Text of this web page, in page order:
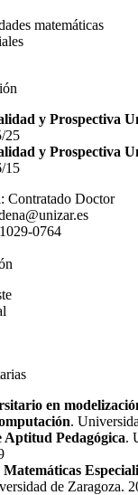
matemáticas
y Prospectiva
25
y Prospectiva
15
Contratado Doctor
0764
en
.
Aptitud Pedagógica.
de Zaragoza.